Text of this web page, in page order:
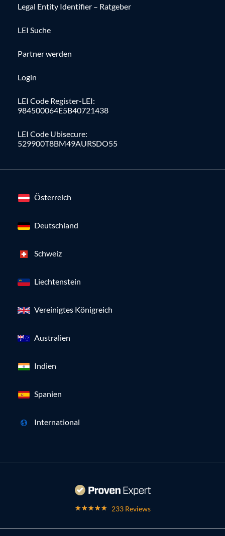
Legal Entity Identifier – Ratgeber
LEI Suche
Partner werden
Login
LEI Code Register-LEI:
984500064E5B40721438
LEI Code Ubisecure:
529900T8BM49AURSDO55
Österreich
Deutschland
Schweiz
Liechtenstein
Vereinigtes Königreich
Australien
Indien
Spanien
International
233 Reviews